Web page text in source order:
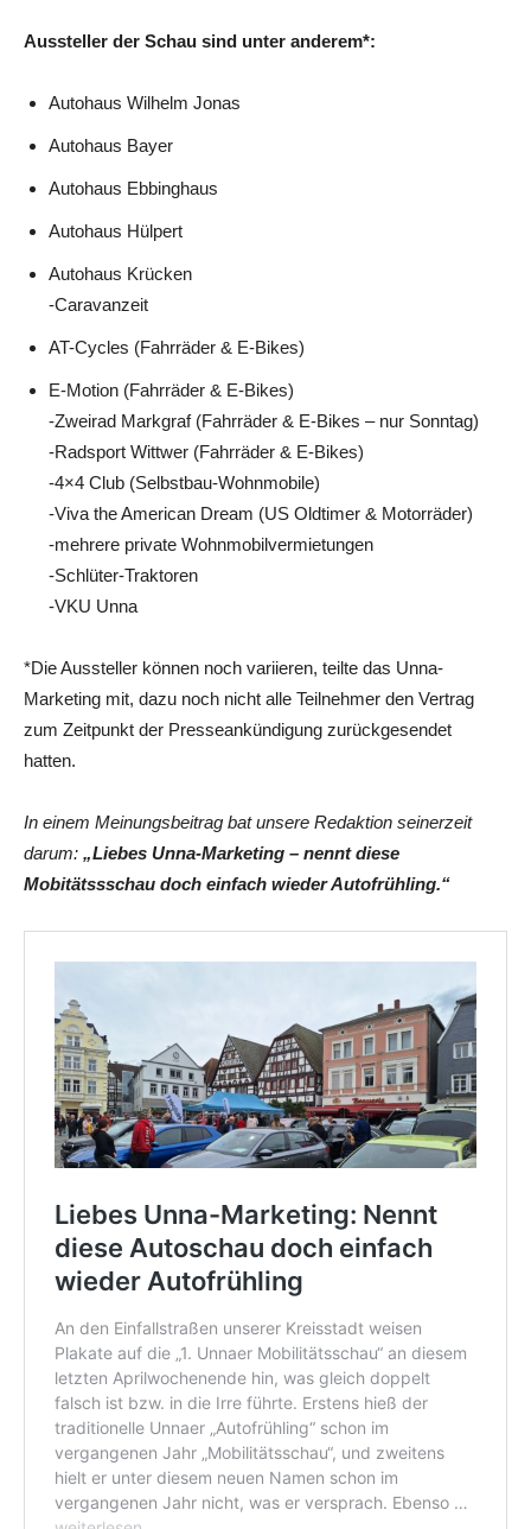
Aussteller der Schau sind unter anderem*:
Autohaus Wilhelm Jonas
Autohaus Bayer
Autohaus Ebbinghaus
Autohaus Hülpert
Autohaus Krücken
-Caravanzeit
AT-Cycles (Fahrräder & E-Bikes)
E-Motion (Fahrräder & E-Bikes)
-Zweirad Markgraf (Fahrräder & E-Bikes – nur Sonntag)
-Radsport Wittwer (Fahrräder & E-Bikes)
-4×4 Club (Selbstbau-Wohnmobile)
-Viva the American Dream (US Oldtimer & Motorräder)
-mehrere private Wohnmobilvermietungen
-Schlüter-Traktoren
-VKU Unna
*Die Aussteller können noch variieren, teilte das Unna-
Marketing mit, dazu noch nicht alle Teilnehmer den Vertrag
zum Zeitpunkt der Presseankündigung zurückgesendet
hatten.
In einem Meinungsbeitrag bat unsere Redaktion seinerzeit
darum: „Liebes Unna-Marketing – nennt diese
Mobitätssschau doch einfach wiederAutofrühling.“